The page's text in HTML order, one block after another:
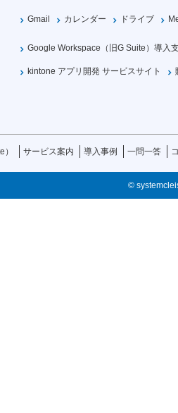
Gmail カレンダー ドライブ
Google Workspace（旧G Suite）導入
kintone アプリ開発 サービスサイト
サービス案内 導入事例 一問一答
©